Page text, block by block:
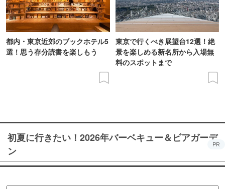
都内・東京近郊のブックホテル5
選！思う存分読書を楽しもう
東京で行くべき展望台12選！絶
景を楽しめる新名所から入場無
料のスポットまで
初夏に行きたい！2026年バーベキュー＆ビアガーデ
ン
PR